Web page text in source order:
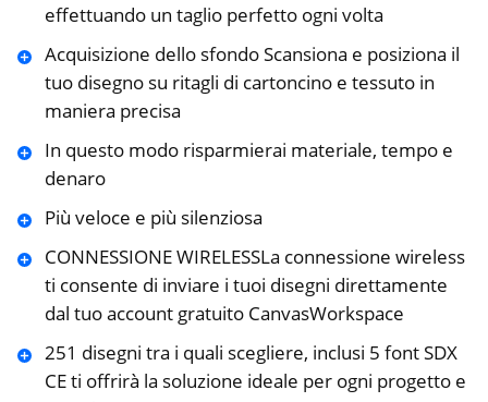
effettuando un taglio perfetto ogni volta
Acquisizione dello sfondo Scansiona e posiziona il
tuo disegno su ritagli di cartoncino e tessuto in
maniera precisa
In questo modo risparmierai materiale, tempo e
denaro
Più veloce e più silenziosa
CONNESSIONE WIRELESSLa connessione wireless
ti consente di inviare i tuoi disegni direttamente
dal tuo account gratuito CanvasWorkspace
251 disegni tra i quali scegliere, inclusi 5 font SDX
CE ti offrirà la soluzione ideale per ogni progetto e